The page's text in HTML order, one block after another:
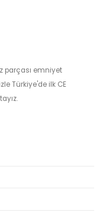
parçası emniyet
Türkiye'de ilk CE